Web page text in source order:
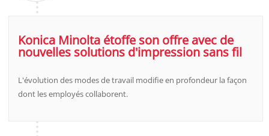
Konica Minolta étoffe son offre avec de
nouvelles solutions d'impression sans fil
L'évolution des modes de travail modifie en profondeur la façon
dont les employés collaborent.